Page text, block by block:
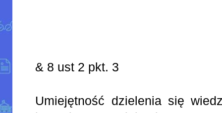
& 8 ust 2 pkt. 3
Umiejętność dzielenia się